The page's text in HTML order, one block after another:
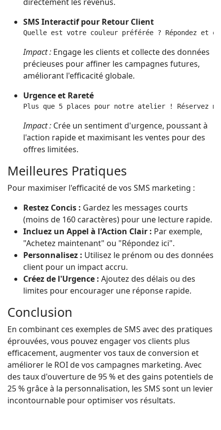
SMS Interactif pour Retour Client
Quelle est votre couleur préférée ? Répondez et
Impact : Engage les clients et collecte des données
précieuses pour affiner les campagnes futures,
améliorant l'efficacité globale.
Urgence et Rareté
Plus que 5 places pour notre atelier ! Réservez
Impact : Crée un sentiment d'urgence, poussant à
l'action rapide et maximisant les ventes pour des
offres limitées.
Meilleures Pratiques
Pour maximiser l'efficacité de vos SMS marketing :
Restez Concis : Gardez les messages courts
(moins de 160 caractères) pour une lecture rapide.
Incluez un Appel à l'Action Clair : Par exemple,
"Achetez maintenant" ou "Répondez ici".
Personnalisez : Utilisez le prénom ou des données
client pour un impact accru.
Créez de l'Urgence : Ajoutez des délais ou des
limites pour encourager une réponse rapide.
Conclusion
En combinant ces exemples de SMS avec des pratiques
éprouvées, vous pouvez engager vos clients plus
efficacement, augmenter vos taux de conversion et
améliorer le ROI de vos campagnes marketing. Avec
des taux d'ouverture de 95 % et des gains potentiels de
25 % grâce à la personnalisation, les SMS sont un levier
incontournable pour optimiser vos résultats.